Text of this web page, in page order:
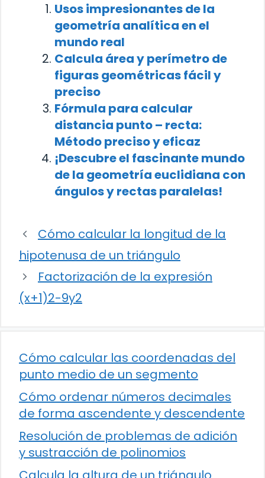
Usos impresionantes de la
geometría analítica en el
mundo real
Calcula área y perímetro de
figuras geométricas fácil y
preciso
Fórmula para calcular
distancia punto – recta:
Método preciso y eficaz
¡Descubre el fascinante mundo
de la geometría euclidiana con
ángulos y rectas paralelas!
Cómo calcular la longitud de la
hipotenusa de un triángulo
Factorización de la expresión
(x+1)2-9y2
Cómo calcular las coordenadas del
punto medio de un segmento
Cómo ordenar números decimales
de forma ascendente y descendente
Resolución de problemas de adición
y sustracción de polinomios